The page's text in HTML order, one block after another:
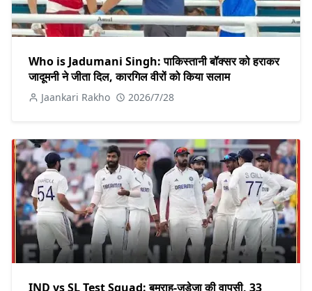
Who is Jadumani Singh: पाकिस्तानी बॉक्सर को हराकर
जादूमनी ने जीता दिल, कारगिल वीरों को किया सलाम
Jaankari Rakho 2026/7/28
IND vs SL Test Squad: बुमराह-जडेजा की वापसी, 33